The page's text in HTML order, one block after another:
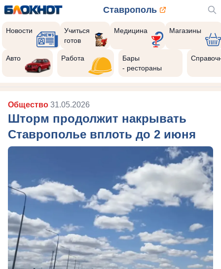
Ставрополь
Новости
Учиться
готов
Медицина Магазины
Авто Работа
Бары
- рестораны
Общество 31.05.2026
Шторм продолжит накрывать
Ставрополье вплоть до 2 июня